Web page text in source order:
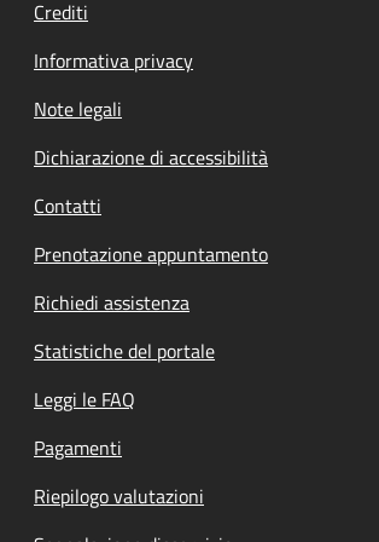
Crediti
Informativa privacy
Note legali
Dichiarazione di accessibilità
Contatti
Prenotazione appuntamento
Richiedi assistenza
Statistiche del portale
Leggi le FAQ
Pagamenti
Riepilogo valutazioni